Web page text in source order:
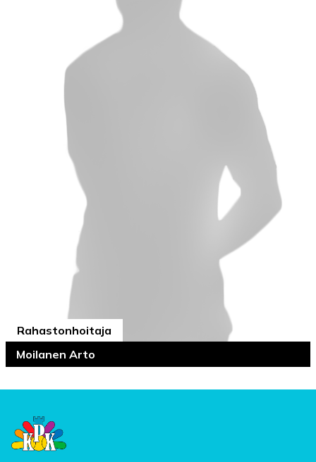
Rahastonhoitaja
Moilanen Arto